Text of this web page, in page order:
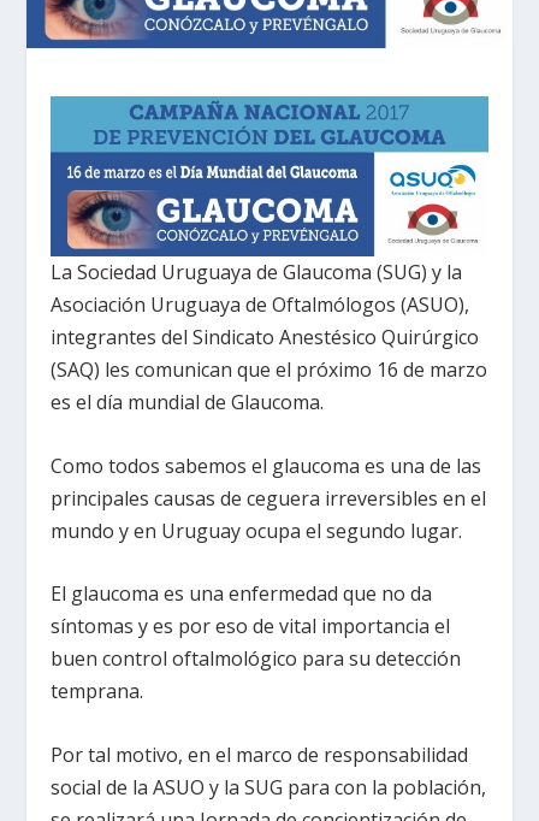
La Sociedad Uruguaya de Glaucoma (SUG) y la
Asociación Uruguaya de Oftalmólogos (ASUO),
integrantes del Sindicato Anestésico Quirúrgico
(SAQ) les comunican que el próximo 16 de marzo
es el día mundial de Glaucoma.
Como todos sabemos el glaucoma es una de las
principales causas de ceguera irreversibles en el
mundo y en Uruguay ocupa el segundo lugar.
El glaucoma es una enfermedad que no da
síntomas y es por eso de vital importancia el
buen control oftalmológico para su detección
temprana.
Por tal motivo, en el marco de responsabilidad
social de la ASUO y la SUG para con la población,